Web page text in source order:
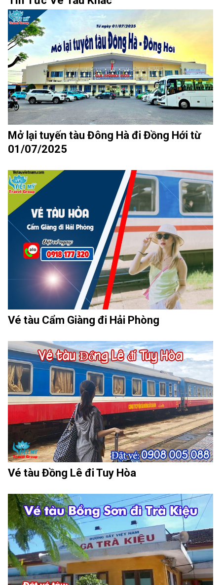
Mở lại tuyến tàu Đông Hà đi Đồng Hới từ
01/07/2025
Vé tàu Cẩm Giàng đi Hải Phòng
Vé tàu Đồng Lê đi Tuy Hòa